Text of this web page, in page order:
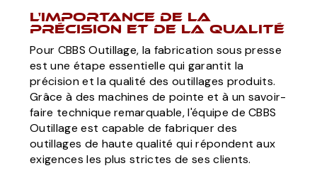
L'importance de la
précision et de la qualité
Pour CBBS Outillage, la fabrication sous presse
est une étape essentielle qui garantit la
précision et la qualité des outillages produits.
Grâce à des machines de pointe et à un savoir-
faire technique remarquable, l'équipe de CBBS
Outillage est capable de fabriquer des
outillages de haute qualité qui répondent aux
exigences les plus strictes de ses clients.